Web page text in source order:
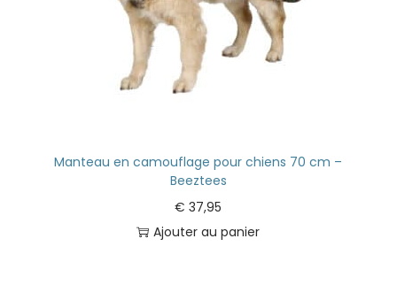
Manteau en camouflage pour chiens 70 cm –
Beeztees
€ 37,95
Ajouter au panier